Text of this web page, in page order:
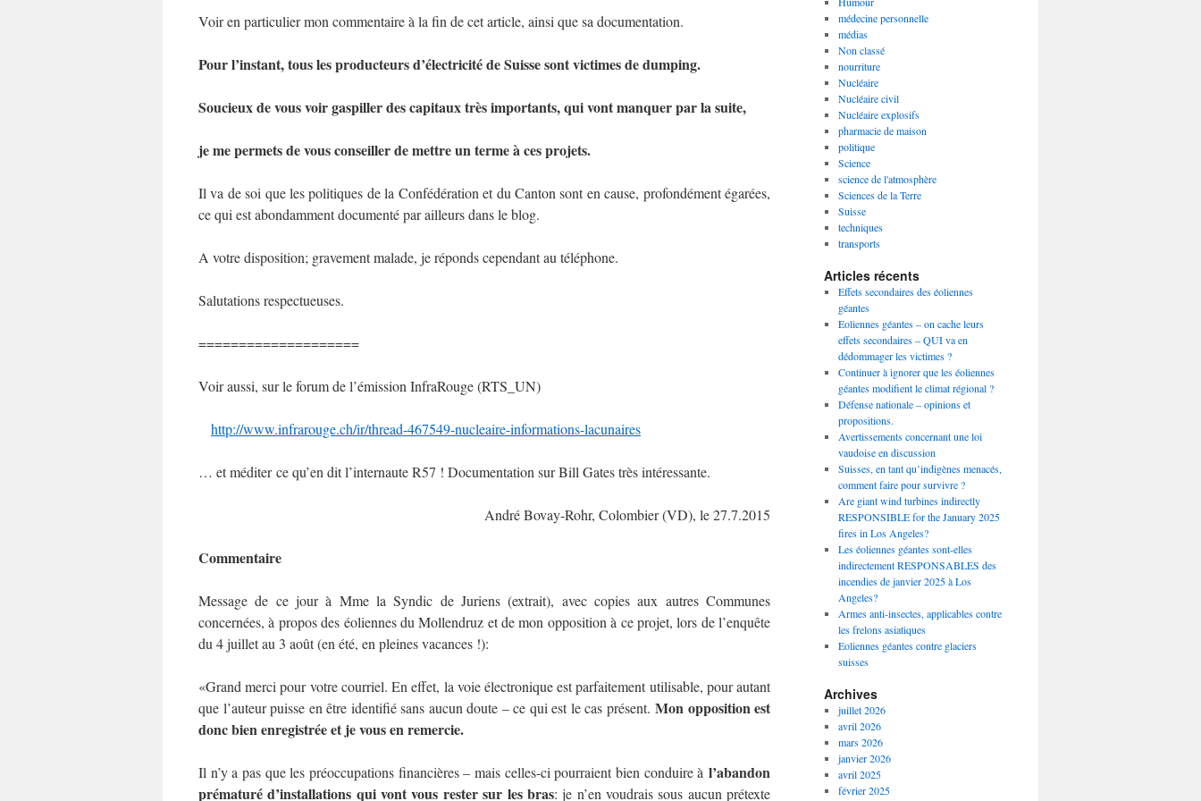
Voir en particulier mon commentaire à la fin de cet article, ainsi que sa documentation.
Pour l’instant, tous les producteurs d’électricité de Suisse sont victimes de dumping.
Soucieux de vous voir gaspiller des capitaux très importants, qui vont manquer par la suite,
je me permets de vous conseiller de mettre un terme à ces projets.
Il va de soi que les politiques de la Confédération et du Canton sont en cause, profondément égarées,
ce qui est abondamment documenté par ailleurs dans le blog.
A votre disposition; gravement malade, je réponds cependant au téléphone.
Salutations respectueuses.
====================
Voir aussi, sur le forum de l’émission InfraRouge (RTS_UN)
http://www.infrarouge.ch/ir/thread-467549-nucleaire-informations-lacunaires
… et méditer ce qu’en dit l’internaute R57 ! Documentation sur Bill Gates très intéressante.
André Bovay-Rohr, Colombier (VD), le 27.7.2015
Commentaire
Message de ce jour à Mme la Syndic de Juriens (extrait), avec copies aux autres Communes
concernées, à propos des éoliennes du Mollendruz et de mon opposition à ce projet, lors de l’enquête
du 4 juillet au 3 août (en été, en pleines vacances !):
«Grand merci pour votre courriel. En effet, la voie électronique est parfaitement utilisable, pour autant
que l’auteur puisse en être identifié sans aucun doute – ce qui est le cas présent. Mon opposition est
donc bien enregistrée et je vous en remercie.
Il n’y a pas que les préoccupations financières – mais celles-ci pourraient bien conduire à l’abandon
prématuré d’installations qui vont vous rester sur les bras: je n’en voudrais sous aucun prétexte
médecine personnelle
médias
Non classé
nourriture
Nucléaire
Nucléaire civil
Nucléaire explosifs
pharmacie de maison
politique
Science
science de l'atmosphère
Sciences de la Terre
Suisse
techniques
transports
Articles récents
Effets secondaires des éoliennes
géantes
Eoliennes géantes – on cache leurs
effets secondaires – QUI va en
dédommager les victimes ?
Continuer à ignorer que les éoliennes
géantes modifient le climat régional ?
Défense nationale – opinions et
propositions.
Avertissements concernant une loi
vaudoise en discussion
Suisses, en tant qu’indigènes menacés,
comment faire pour survivre ?
Are giant wind turbines indirectly
RESPONSIBLE for the January 2025
fires in Los Angeles?
Les éoliennes géantes sont-elles
indirectement RESPONSABLES des
incendies de janvier 2025 à Los
Angeles?
Armes anti-insectes, applicables contre
les frelons asiatiques
Eoliennes géantes contre glaciers
suisses
Archives
juillet 2026
avril 2026
mars 2026
janvier 2026
avril 2025
février 2025